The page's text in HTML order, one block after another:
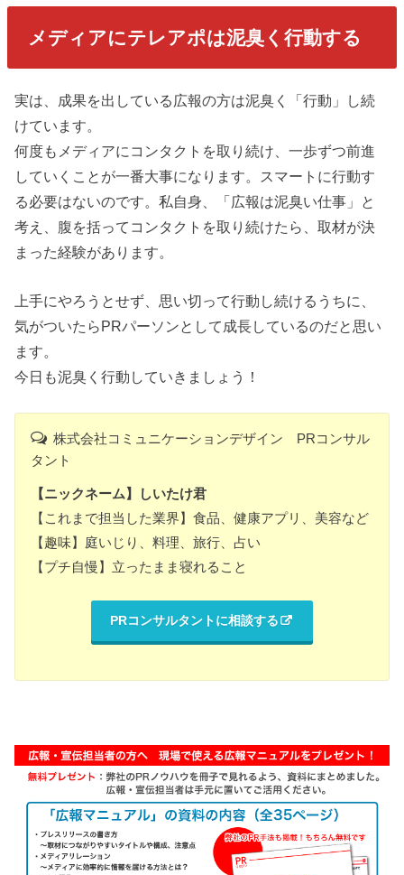
メディアにテレアポは泥臭く行動する
実は、成果を出している広報の方は泥臭く「行動」し続
けています。
何度もメディアにコンタクトを取り続け、一歩ずつ前進
していくことが一番大事になります。スマートに行動す
る必要はないのです。私自身、「広報は泥臭い仕事」と
考え、腹を括ってコンタクトを取り続けたら、取材が決
まった経験があります。
上手にやろうとせず、思い切って行動し続けるうちに、
気がついたらPRパーソンとして成長しているのだと思い
ます。
今日も泥臭く行動していきましょう！
株式会社コミュニケーションデザイン PRコンサル
タント
【ニックネーム】しいたけ君
【これまで担当した業界】食品、健康アプリ、美容など
【趣味】庭いじり、料理、旅行、占い
【プチ自慢】立ったまま寝れること
PRコンサルタントに相談する